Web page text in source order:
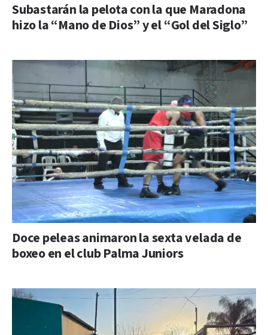
Subastarán la pelota con la que Maradona
hizo la “Mano de Dios” y el “Gol del Siglo”
Doce peleas animaron la sexta velada de
boxeo en el club Palma Juniors